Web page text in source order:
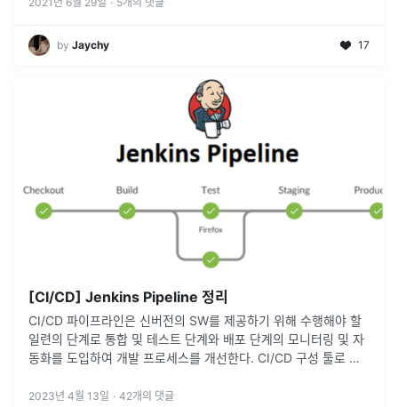
by Jaychy 17
[CI/CD] Jenkins Pipeline 정리
CI/CD 파이프라인은 신버전의 SW를 제공하기 위해 수행해야 할
일련의 단계로 통합 및 테스트 단계와 배포 단계의 모니터링 및 자
동화를 도입하여 개발 프로세스를 개선한다. CI/CD 구성 툴로 대
중...
2023년 4월 13일 · 42개의 댓글